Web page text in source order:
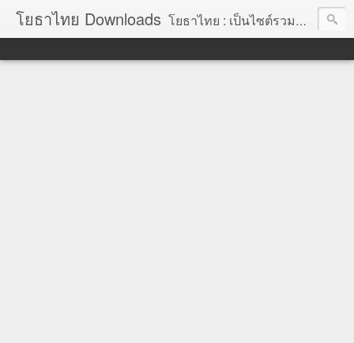
โยธาไทย Downloads โยธาไทย : เป็นไซต์รวมข้อมูลความรู้ สำหรับช่างโยธา นายช่างโยธา วิศวกรโยธา ตลอดจนความรู้สำหรับผู้ที่ปฏิบัติงานในองค์กรปกครองส่วนท้องถิ่น จัดทำโดย นายอภิสิทธิ์ มากสุวรรณ โยธา, โยธาไทย,ช่างโยธา, นายช่างโยธา,วิศวกร, วิศวกรรม, ราคากลาง,หลักเกณฑ์การคำนวณราคากลาง, ราคาวัสดุก่อสร้าง, ราคาพาณิชย์จังหวัด, ค่าขนส่ง, ค่าเสื่อม, ค่าอำนวยการ, ถอดแบบ, ไม้แบบ, วัสดุก่อสร้าง, ค่าแรง, ค่าแรงงาน, ค่าแรงงานคน, ไม้แบบ, การถอดวัสดุ